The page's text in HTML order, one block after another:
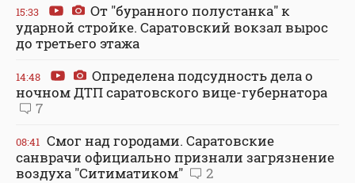
15:33
От "буранного полустанка" к
ударной стройке. Саратовский вокзал вырос
до третьего этажа
14:48
Определена подсудность дела о
ночном ДТП саратовского вице-губернатора
7
08:41 Смог над городами. Саратовские
санврачи официально признали загрязнение
воздуха "Ситиматиком"
2